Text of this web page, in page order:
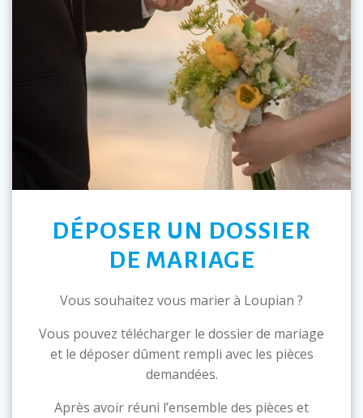
DÉPOSER UN DOSSIER
DE MARIAGE
Vous souhaitez vous marier à Loupian ?
Vous pouvez télécharger le dossier de mariage
et le déposer dûment rempli avec les pièces
demandées.
Après avoir réuni l’ensemble des pièces et